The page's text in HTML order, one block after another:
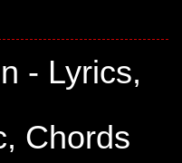
- Lyrics,
Chords